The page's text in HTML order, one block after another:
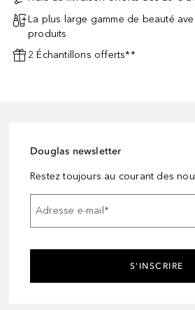
La plus large gamme de beauté
produits
2 Échantillons offerts**
Douglas newsletter
Restez toujours au courant des
Adresse e-mail*
S'INSCRIRE